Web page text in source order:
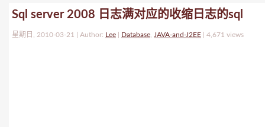
Sql server 2008 日志满对应的收缩日志的sql
星期日, 2010-03-21 | Author: Lee Database JAVA-and-J2EE 4,671 views